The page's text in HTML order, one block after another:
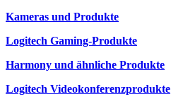
Kameras und Produkte
Logitech Gaming-Produkte
Harmony und ähnliche Produkte
Logitech Videokonferenzprodukte